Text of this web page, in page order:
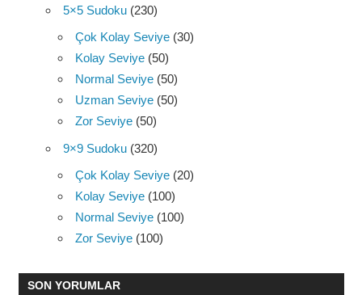
5×5 Sudoku (230)
Çok Kolay Seviye (30)
Kolay Seviye (50)
Normal Seviye (50)
Uzman Seviye (50)
Zor Seviye (50)
9×9 Sudoku (320)
Çok Kolay Seviye (20)
Kolay Seviye (100)
Normal Seviye (100)
Zor Seviye (100)
SON YORUMLAR